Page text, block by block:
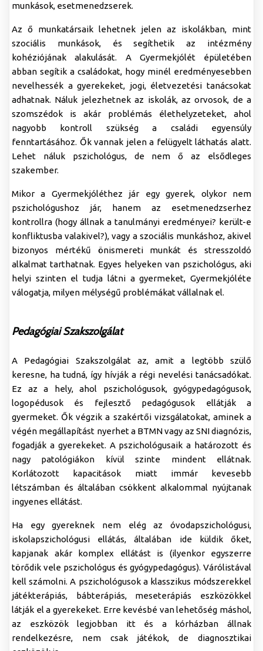
munkások, esetmenedzserek.
Az ő munkatársaik lehetnek jelen az iskolákban, mint
szociális munkások, és segíthetik az intézmény
kohéziójának alakulását. A Gyermekjólét épületében
abban segítik a családokat, hogy minél eredményesebben
nevelhessék a gyerekeket, jogi, életvezetési tanácsokat
adhatnak. Náluk jelezhetnek az iskolák, az orvosok, de a
szomszédok is akár problémás élethelyzeteket, ahol
nagyobb kontroll szükség a családi egyensúly
fenntartásához. Ők vannak jelen a felügyelt láthatás alatt.
Lehet náluk pszichológus, de nem ő az elsődleges
szakember.
Mikor a Gyermekjóléthez jár egy gyerek, olykor nem
pszichológushoz jár, hanem az esetmenedzserhez
kontrollra (hogy állnak a tanulmányi eredményei? került-e
konfliktusba valakivel?), vagy a szociális munkáshoz, akivel
bizonyos mértékű önismereti munkát és stresszoldó
alkalmat tarthatnak. Egyes helyeken van pszichológus, aki
helyi szinten el tudja látni a gyermeket, Gyermekjóléte
válogatja, milyen mélységű problémákat vállalnak el.
Pedagógiai Szakszolgálat
A Pedagógiai Szakszolgálat az, amit a legtöbb szülő
keresne, ha tudná, így hívják a régi nevelési tanácsadókat.
Ez az a hely, ahol pszichológusok, gyógypedagógusok,
logopédusok és fejlesztő pedagógusok ellátják a
gyermeket. Ők végzik a szakértői vizsgálatokat, aminek a
végén megállapítást nyerhet a BTMN vagy az SNI diagnózis,
fogadják a gyerekeket. A pszichológusaik a határozott és
nagy patológiákon kívül szinte mindent ellátnak.
Korlátozott kapacitások miatt immár kevesebb
létszámban és általában csökkent alkalommal nyújtanak
ingyenes ellátást.
Ha egy gyereknek nem elég az óvodapszichológusi,
iskolapszichológusi ellátás, általában ide küldik őket,
kapjanak akár komplex ellátást is (ilyenkor egyszerre
törődik vele pszichológus és gyógypedagógus). Várólistával
kell számolni. A pszichológusok a klasszikus módszerekkel
játékterápiás, bábterápiás, meseterápiás eszközökkel
látják el a gyerekeket. Erre kevésbé van lehetőség máshol,
az eszközök legjobban itt és a kórházban állnak
rendelkezésre, nem csak játékok, de diagnosztikai